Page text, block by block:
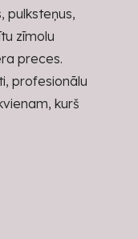
pulksteņus,
zīmolu
preces.
profesionālu
kurš